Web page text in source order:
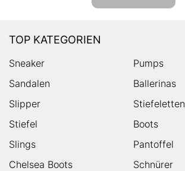
TOP KATEGORIEN
Sneaker
Pumps
Sandalen
Ballerinas
Slipper
Stiefeletten
Stiefel
Boots
Slings
Pantoffel
Chelsea Boots
Schnürer